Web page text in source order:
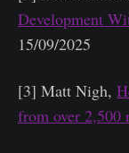
Development
15/09/2025
[3] Matt Nigh,
from over 2,500